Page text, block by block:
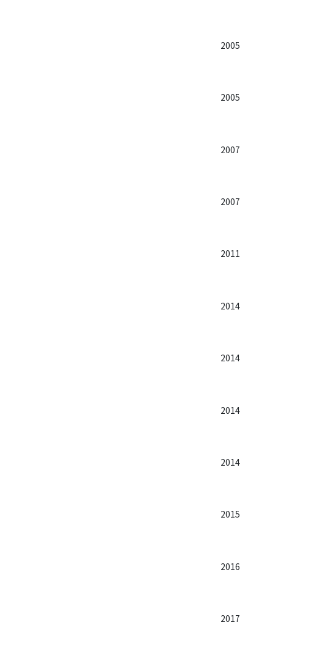
2005
2005
2007
2007
2011
2014
2014
2014
2014
2015
2016
2017